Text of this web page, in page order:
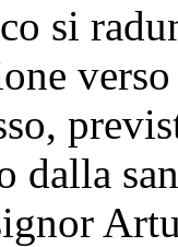
si
dalla